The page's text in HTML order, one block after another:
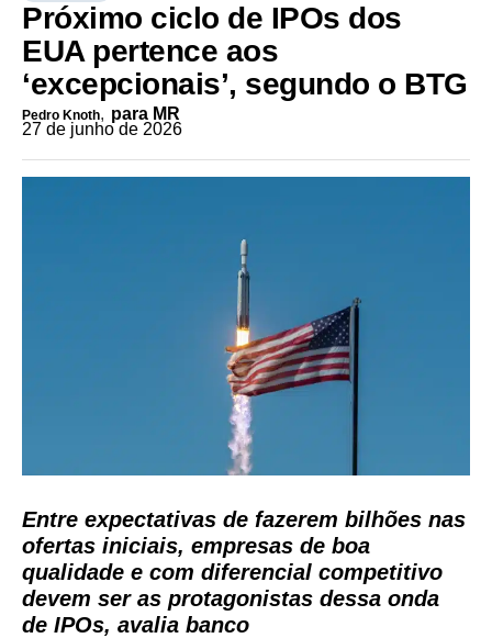
Próximo ciclo de IPOs dos
EUA pertence aos
‘excepcionais’, segundo o BTG
Pedro Knoth, para MR
27 de junho de 2026
Entre expectativas de fazerem bilhões nas
ofertas iniciais, empresas de boa
qualidade e com diferencial competitivo
devem ser as protagonistas dessa onda
de IPOs, avalia banco